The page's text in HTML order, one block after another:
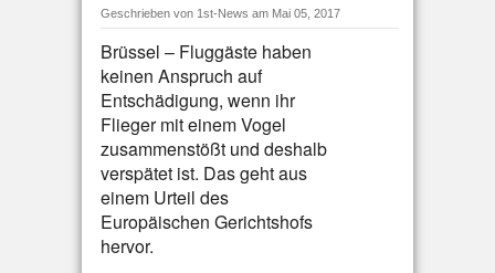
Geschrieben von 1st-News am Mai 05, 2017
Brüssel – Fluggäste haben
keinen Anspruch auf
Entschädigung, wenn ihr
Flieger mit einem Vogel
zusammenstößt und deshalb
verspätet ist. Das geht aus
einem Urteil des
Europäischen Gerichtshofs
hervor.